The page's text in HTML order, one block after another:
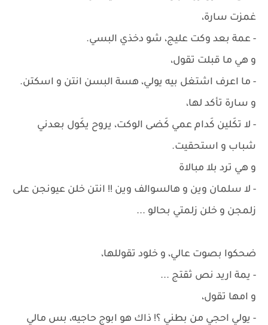
غمزت سارة،
- عمة بعد وكت عليج، شو دخذي البسي.
و هي ما قبلت تقول،
- ما اعرف اشتغل بيه يولي، هسة البسن انتن و اسكتن.
و سارة تأكد لها،
- لا تكَلين كَدام عمي كَضى الوكت، يروح يكَول بعدني
شباب و استحقيت.
و هي ترد بلا مبالاة
- لا سلمان وين و هالسوالف وين !! انتن خلن عيونجن على
زلمجن و خلن زلمتي بحالو ...
ضحكوا بصوت عالي، و خلود تقوللها،
- يمة اريد نص ثقتج ...
و امها تقول،
- يولي احجي من بطني ؟! ذاك هو ابوج حاجيه، بس مالي